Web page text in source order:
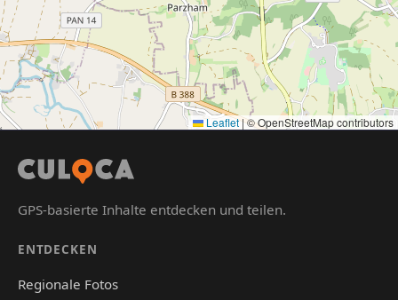
Leaflet|© OpenStreetMap contributors
GPS-basierte Inhalte entdecken und teilen.
ENTDECKEN
Regionale Fotos